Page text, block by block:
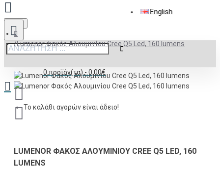
English
Menu
0 προϊόν(τα) - 0,00€
Το καλάθι αγορών είναι άδειο!
Lumenor Φακός Αλουμινίου Cree Q5 Led, 160 lumens
LUMENOR ΦΑΚΌΣ ΑΛΟΥΜΙΝΊΟΥ CREE Q5 LED, 160
LUMENS